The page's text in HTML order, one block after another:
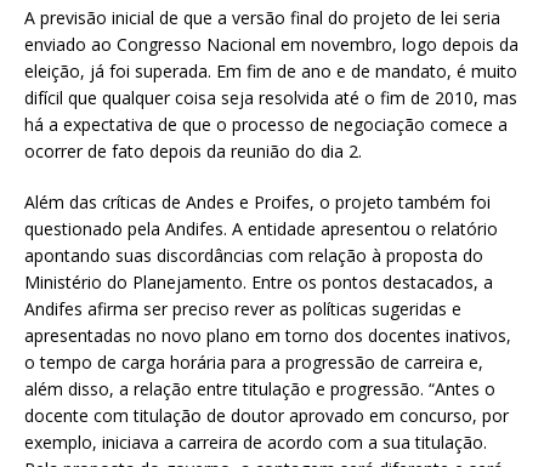
A previsão inicial de que a versão final do projeto de lei seria
enviado ao Congresso Nacional em novembro, logo depois da
eleição, já foi superada. Em fim de ano e de mandato, é muito
difícil que qualquer coisa seja resolvida até o fim de 2010, mas
há a expectativa de que o processo de negociação comece a
ocorrer de fato depois da reunião do dia 2.
Além das críticas de Andes e Proifes, o projeto também foi
questionado pela Andifes. A entidade apresentou o relatório
apontando suas discordâncias com relação à proposta do
Ministério do Planejamento. Entre os pontos destacados, a
Andifes afirma ser preciso rever as políticas sugeridas e
apresentadas no novo plano em torno dos docentes inativos,
o tempo de carga horária para a progressão de carreira e,
além disso, a relação entre titulação e progressão. “Antes o
docente com titulação de doutor aprovado em concurso, por
exemplo, iniciava a carreira de acordo com a sua titulação.